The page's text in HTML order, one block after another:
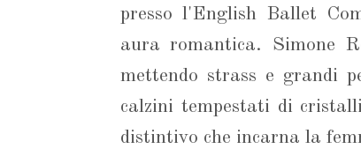
presso l'English Ballet
aura romantica. Simone
mettendo strass e grandi
calzini tempestati di
distintivo che incarna la